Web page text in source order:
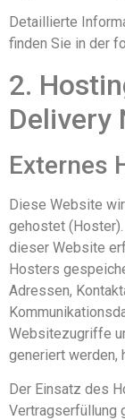
Detaillierte
finden Sie in der
2.
Delivery
Externes
Diese Website
gehostet
dieser Website
Hosters
Adressen,
Websitezugriffe
generiert werden,
Der Einsatz des
Vertragserfüllung